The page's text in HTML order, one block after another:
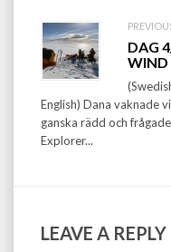
DAG
WIND
English) Dana vaknade
ganska rädd och
Explorer...
LEAVE A REPLY